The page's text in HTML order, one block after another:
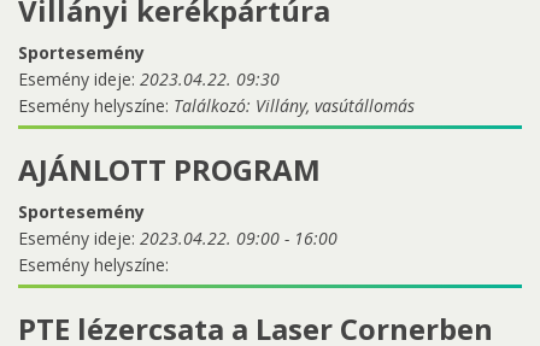
Villányi kerékpártúra
Sportesemény
Esemény ideje: 2023.04.22. 09:30
Esemény helyszíne: Találkozó: Villány, vasútállomás
AJÁNLOTT PROGRAM
Sportesemény
Esemény ideje: 2023.04.22. 09:00 - 16:00
Esemény helyszíne:
PTE lézercsata a Laser Cornerben